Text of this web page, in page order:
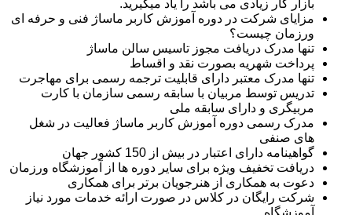
بازار کار زیادی می باشد را یاد میگیرید.
مزایای شرکت در دوره آموزش کاربر ماساژ فنی و حرفه ای
ورزمان چیست؟
تنها مدرک دریافت مجوز تاسیس سالن ماساژ
پرداخت شهریه بصورت نقد و اقساط
تنها مدرک معتبر دارای قابلیت ترجمه رسمی برای مهاجرت
تدریس توسط مربیان با سابقه رسمی سازمان با کارت
مربیگری و دارای سابقه ملی
مدرک رسمی دوره آموزش کاربر ماساژ فعالیت در شغل
های صنفی
گواهینامه دارای اعتبار در بیش از 150 کشور جهان
دریافت تخفیف ویژه برای سایر دوره ها از آموزشگاه ورزمان
دعوت به همکاری از هنرجویان برتر برای همکاری
شرکت رایگان در کلاس در صورت ارائه خدمات مورد نیاز